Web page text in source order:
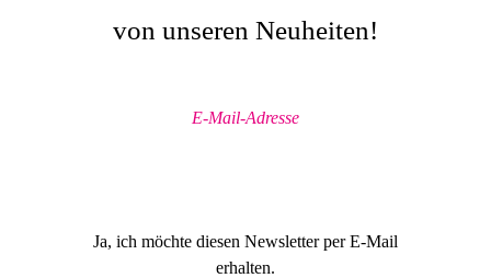
von unseren Neuheiten!
Ja, ich möchte diesen Newsletter per E-Mail
erhalten.